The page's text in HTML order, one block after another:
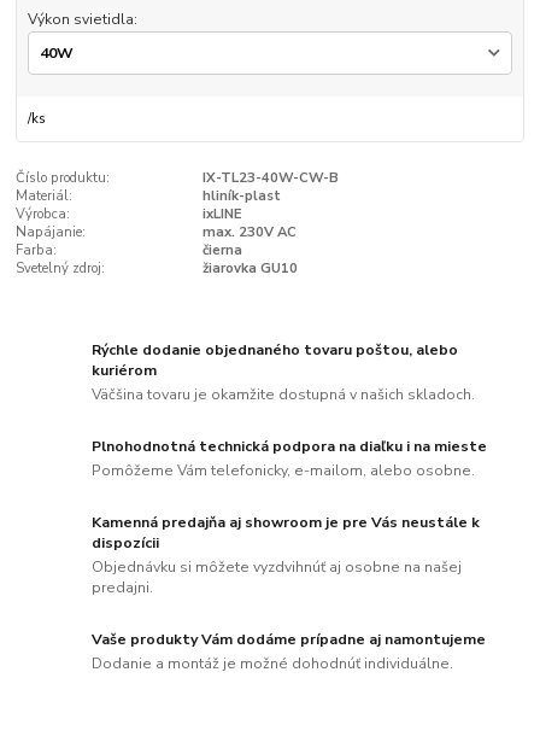
Výkon svietidla:
/ks
Číslo produktu:
IX-TL23-40W-CW-B
Materiál:
hliník-plast
Výrobca:
ixLINE
Napájanie:
max. 230V AC
Farba:
čierna
Svetelný zdroj:
žiarovka GU10
Rýchle dodanie objednaného tovaru poštou, alebo
kuriérom
Väčšina tovaru je okamžite dostupná v našich skladoch.
Plnohodnotná technická podpora na diaľku i na mieste
Pomôžeme Vám telefonicky, e-mailom, alebo osobne.
Kamenná predajňa aj showroom je pre Vás neustále k
dispozícii
Objednávku si môžete vyzdvihnúť aj osobne na našej
predajni.
Vaše produkty Vám dodáme prípadne aj namontujeme
Dodanie a montáž je možné dohodnúť individuálne.